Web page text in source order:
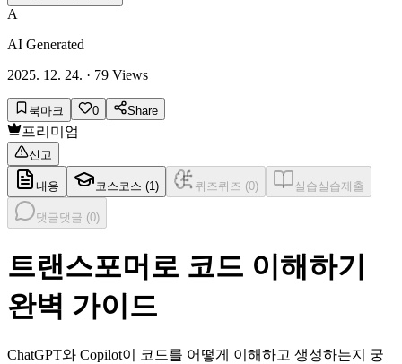
A
AI Generated
2025. 12. 24. · 79 Views
북마크 0 Share
프리미엄
신고
내용 코스 코스 (1 ) 퀴즈퀴즈 (0) 실습실습제출
댓글댓글 (0)
트랜스포머로 코드 이해하기
완벽 가이드
ChatGPT와 Copilot이 코드를 어떻게 이해하고 생성하는지 궁